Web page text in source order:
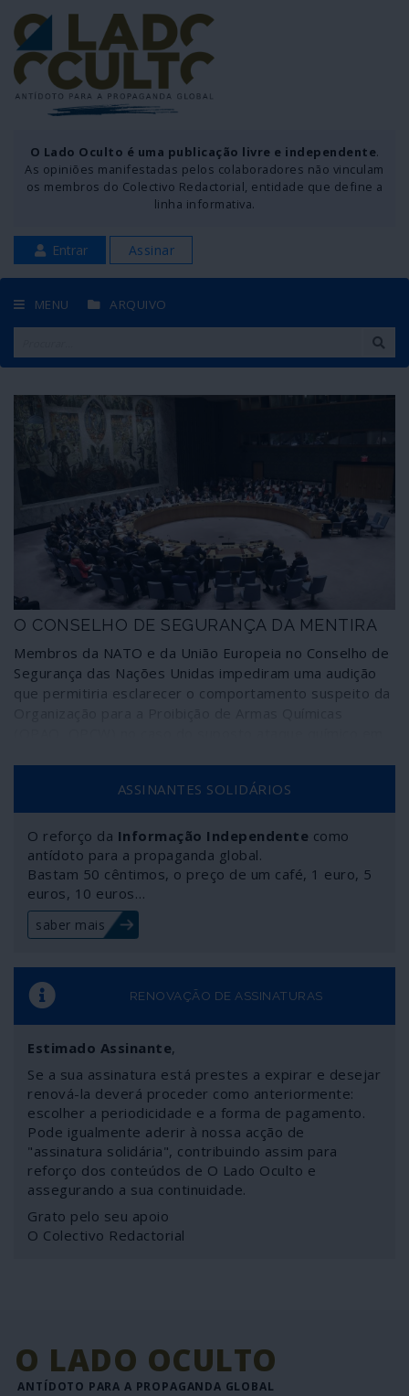
O Lado Oculto é uma publicação livre e independente.
As opiniões manifestadas pelos colaboradores não vinculam
os membros do Colectivo Redactorial, entidade que define a
linha informativa.
Entrar Assinar
MENU ARQUIVO
O CONSELHO DE SEGURANÇA DA MENTIRA
Membros da NATO e da União Europeia no Conselho de
Segurança das Nações Unidas impediram uma audição
que permitiria esclarecer o comportamento suspeito da
Unidos e aliados reforça vigorosamente esta
possibilidade de fraude.
ASSINANTES SOLIDÁRIOS
O reforço da Informação Independente como
antídoto para a propaganda global.
Bastam 50 cêntimos, o preço de um café, 1 euro, 5
euros, 10 euros…
saber mais
RENOVAÇÃO DE ASSINATURAS
Estimado Assinante,
Se a sua assinatura está prestes a expirar e desejar
renová-la deverá proceder como anteriormente:
escolher a periodicidade e a forma de pagamento.
Pode igualmente aderir à nossa acção de
"assinatura solidária", contribuindo assim para
reforço dos conteúdos de O Lado Oculto e
assegurando a sua continuidade.
Grato pelo seu apoio
O Colectivo Redactorial
O LADO OCULTO
ANTÍDOTO PARA A PROPAGANDA GLOBAL